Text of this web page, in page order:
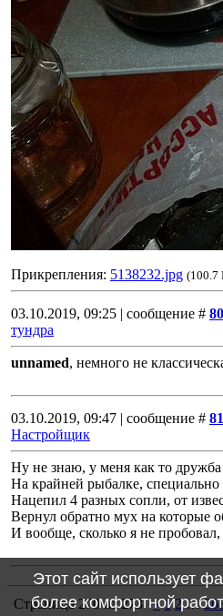
Прикрепления: 5138232.jpg (100.7
03.10.2019, 09:25 | сообщение #
тундра
unnamed, немного не
03.10.2019, 09:47 | сообщение #
Настройщик
Ну не знаю, у меня как то
На крайней рыбалке, специально
Нацепил 4 разных сопли, от
Вернул обратно мух на которые
И вообще, сколько я не
Страница270из273 « 1 2 …
Этот сайт использует
более комфортной